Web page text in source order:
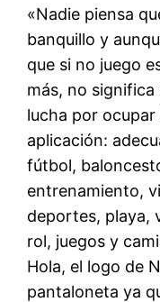
«Nadie piensa
banquillo y
que si no juego
más, no significa
lucha por
aplicación:
fútbol,
entrenamiento,
deportes, playa,
rol, juegos y
Hola, el logo de
pantaloneta ya